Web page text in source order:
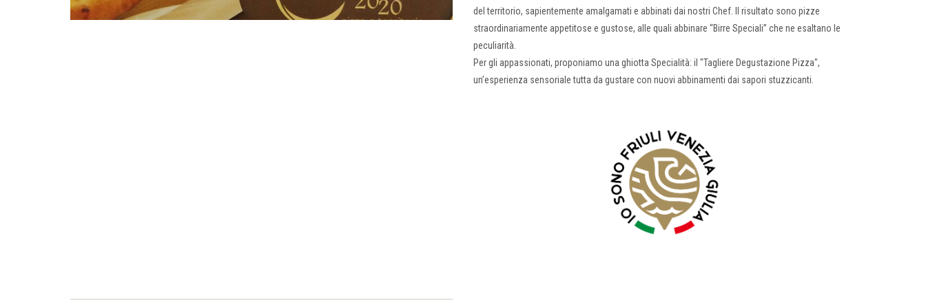
del territorio, sapientemente amalgamati e abbinati dai nostri Chef. Il risultato sono pizze
straordinariamente appetitose e gustose, alle quali abbinare “Birre Speciali” che ne esaltano le
peculiarità.
Per gli appassionati, proponiamo una ghiotta Specialità: il "Tagliere Degustazione Pizza",
un’esperienza sensoriale tutta da gustare con nuovi abbinamenti dai sapori stuzzicanti.